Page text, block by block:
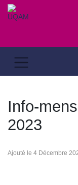
Passer
Info-
2023
Ajouté le 4 Décembre